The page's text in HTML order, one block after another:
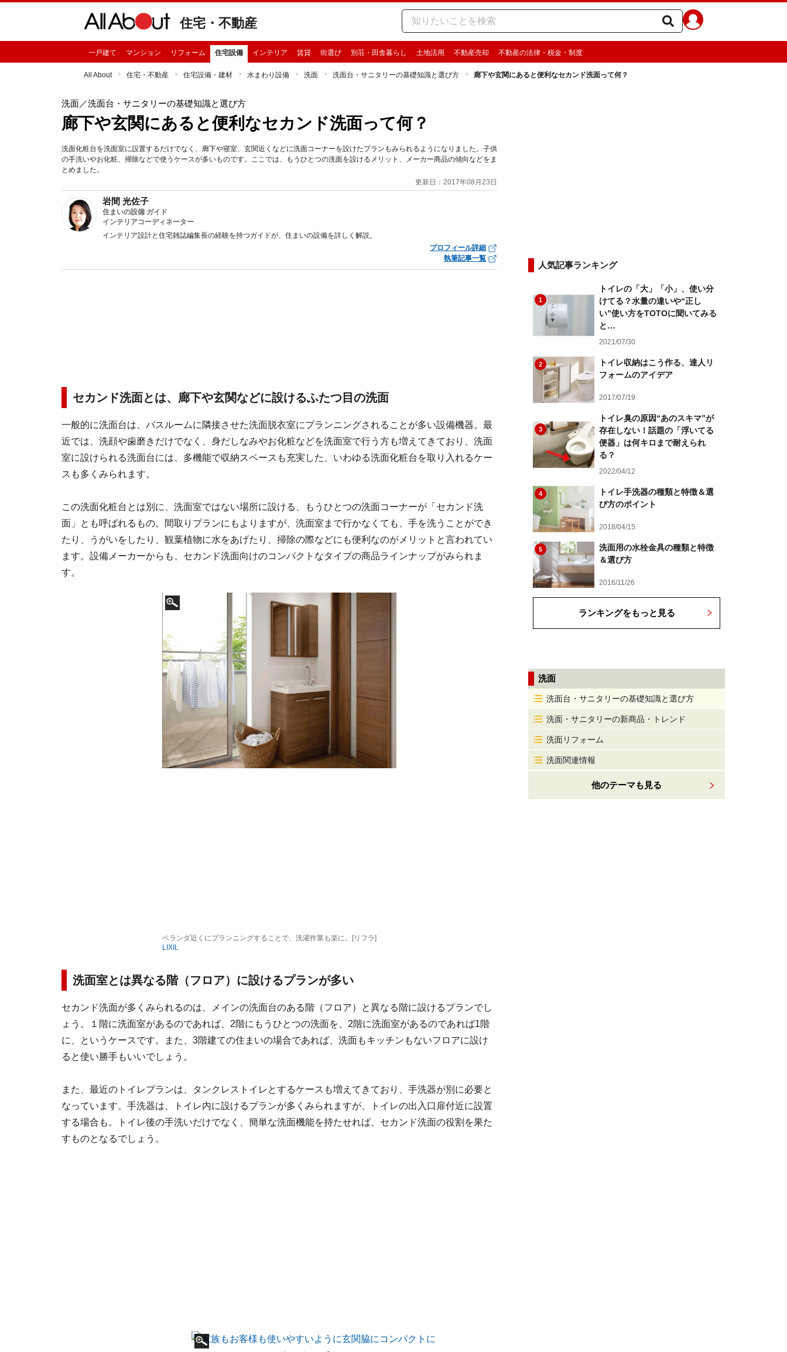
住宅・不動産
一戸建て マンション リフォーム 住宅設備 インテリア 賃貸 街選び 別荘・田舎暮らし 土地活用 不動産売却 不動産の法律・税金・制度
All About 住宅・不動産 住宅設備・建材 水まわり設備 洗面 洗面台・サニタリーの基礎知識と選び方 廊下や玄関にあると便利なセカンド洗面って何？
洗面／洗面台・サニタリーの基礎知識と選び方
廊下や玄関にあると便利なセカンド洗面って何？
洗面化粧台を洗面室に設置するだけでなく、廊下や寝室、玄関近くなどに洗面コーナーを設けたプランもみられるようになりました。子供
の手洗いやお化粧、掃除などで使うケースが多いものです。ここでは、もうひとつの洗面を設けるメリット、メーカー商品の傾向などをま
とめました。
更新日：2017年08月23日
岩間 光佐子
住まいの設備 ガイド
インテリアコーディネーター
インテリア設計と住宅雑誌編集長の経験を持つガイドが、住まいの設備を詳しく解説。
プロフィール詳細
執筆記事一覧
セカンド洗面とは、廊下や玄関などに設けるふたつ目の洗面
一般的に洗面台は、バスルームに隣接させた洗面脱衣室にプランニングされることが多い設備機器。最
近では、洗顔や歯磨きだけでなく、身だしなみやお化粧などを洗面室で行う方も増えてきており、洗面
室に設けられる洗面台には、多機能で収納スペースも充実した、いわゆる洗面化粧台を取り入れるケー
スも多くみられます。
この洗面化粧台とは別に、洗面室ではない場所に設ける、もうひとつの洗面コーナーが「セカンド洗
面」とも呼ばれるもの。間取りプランにもよりますが、洗面室まで行かなくても、手を洗うことができ
たり、うがいをしたり、観葉植物に水をあげたり、掃除の際などにも便利なのがメリットと言われてい
ます。設備メーカーからも、セカンド洗面向けのコンパクトなタイプの商品ラインナップがみられま
す。
ベランダ近くにプランニングすることで、洗濯作業も楽に。[リフラ]
LIXIL
洗面室とは異なる階（フロア）に設けるプランが多い
セカンド洗面が多くみられるのは、メインの洗面台のある階（フロア）と異なる階に設けるプランでし
ょう。１階に洗面室があるのであれば、2階にもうひとつの洗面を、2階に洗面室があるのであれば1階
に、というケースです。また、3階建ての住まいの場合であれば、洗面もキッチンもないフロアに設け
ると使い勝手もいいでしょう。
また、最近のトイレプランは、タンクレストイレとするケースも増えてきており、手洗器が別に必要と
なっています。手洗器は、トイレ内に設けるプランが多くみられますが、トイレの出入口扉付近に設置
する場合も。トイレ後の手洗いだけでなく、簡単な洗面機能を持たせれば、セカンド洗面の役割を果た
すものとなるでしょう。
人気記事ランキング
1
トイレの「大」「小」、使い分
けてる？水量の違いや“正し
い”使い方をTOTOに聞いてみる
と…
2021/07/30
2
トイレ収納はこう作る、達人リ
フォームのアイデア
2017/07/19
3
トイレ臭の原因“あのスキマ”が
存在しない！話題の「浮いてる
便器」は何キロまで耐えられ
る？
2022/04/12
4
トイレ手洗器の種類と特徴＆選
び方のポイント
2018/04/15
5
洗面用の水栓金具の種類と特徴
＆選び方
2016/11/26
ランキングをもっと見る
洗面
洗面台・サニタリーの基礎知識と選び方
洗面・サニタリーの新商品・トレンド
洗面リフォーム
洗面関連情報
他のテーマも見る